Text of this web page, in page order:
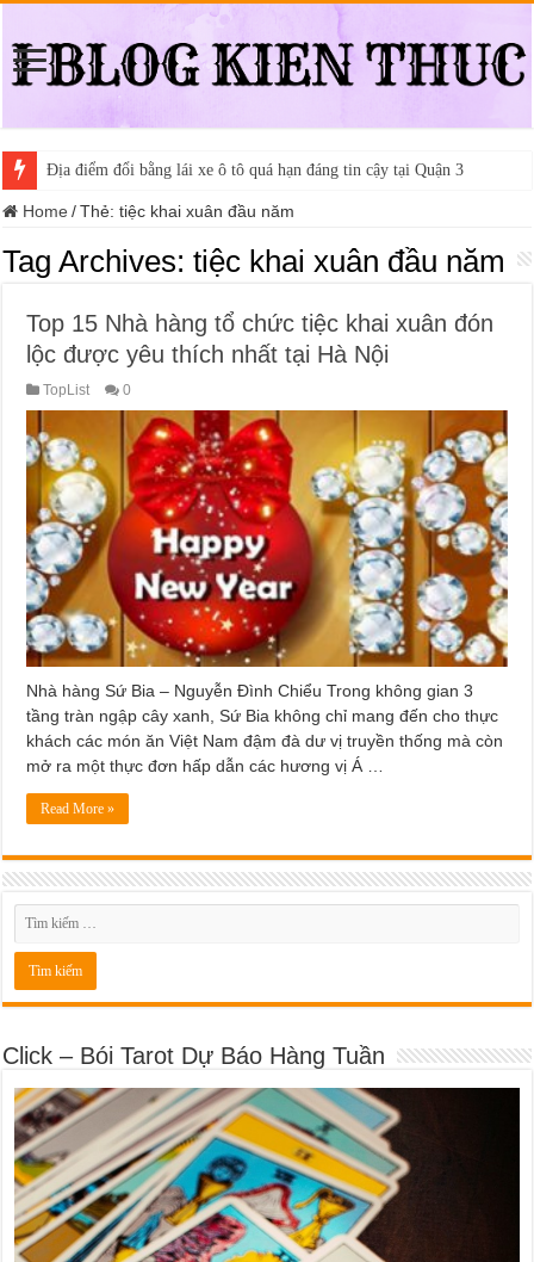
Địa điểm đổi bằng lái xe ô tô quá hạn đáng tin cậy tại Quận 3
Home / Thẻ:tiệc khai xuân đầu năm
Tag Archives:tiệc khai xuân đầu năm
Top 15 Nhà hàng tổ chức tiệc khai xuân đón
lộc được yêu thích nhất tại Hà Nội
TopList 0
Nhà hàng Sứ Bia – Nguyễn Đình Chiểu Trong không gian 3
tầng tràn ngập cây xanh, Sứ Bia không chỉ mang đến cho thực
khách các món ăn Việt Nam đậm đà dư vị truyền thống mà còn
mở ra một thực đơn hấp dẫn các hương vị Á …
Read More »
Click – Bói Tarot Dự Báo Hàng Tuần